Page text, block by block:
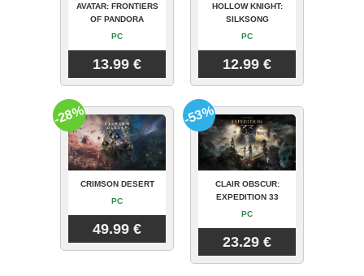
AVATAR: FRONTIERS
OF PANDORA
PC
13.99 €
HOLLOW KNIGHT:
SILKSONG
PC
12.99 €
CRIMSON DESERT
PC
49.99 €
-28%
CLAIR OBSCUR:
EXPEDITION 33
PC
23.29 €
-53%